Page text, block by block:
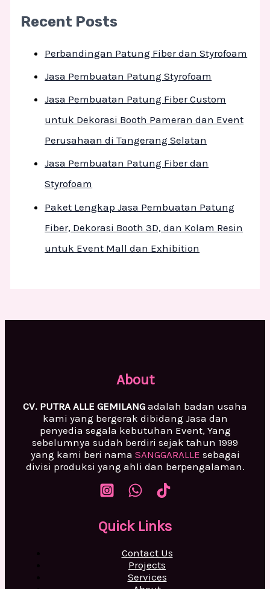
Recent Posts
Perbandingan Patung Fiber dan Styrofoam
Jasa Pembuatan Patung Styrofoam
Jasa Pembuatan Patung Fiber Custom
untuk Dekorasi Booth Pameran dan Event
Perusahaan di Tangerang Selatan
Jasa Pembuatan Patung Fiber dan
Styrofoam
Paket Lengkap Jasa Pembuatan Patung
Fiber, Dekorasi Booth 3D, dan Kolam Resin
untuk Event Mall dan Exhibition
About
CV. PUTRA ALLE GEMILANG adalah badan usaha
kami yang bergerak dibidang Jasa dan
penyedia segala kebutuhan Event, Yang
sebelumnya sudah berdiri sejak tahun 1999
yang kami beri nama SANGGARALLE sebagai
divisi produksi yang ahli dan berpengalaman.
Quick Links
Contact Us
Projects
Services